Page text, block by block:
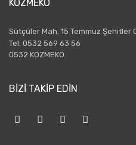
KOZMEKO
Sütçüler Mah. 15 Temmuz Şehitler
Tel: 0532 569 63 56
0532 KOZMEKO
BİZİ TAKİP EDİN